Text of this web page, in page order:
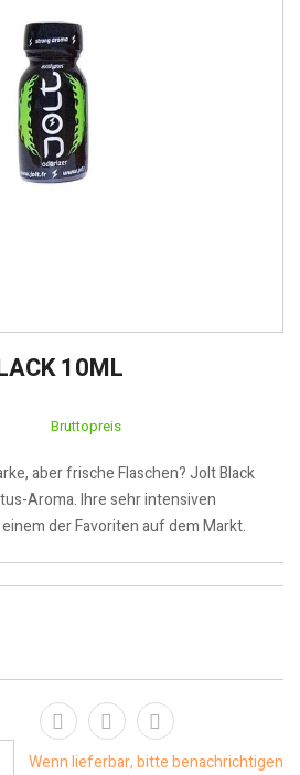
10ML
Bruttopreis
aber frische Flaschen? Jolt Black
Aroma. Ihre sehr intensiven
der Favoriten auf dem Markt.
Wenn lieferbar, bitte benachrichtigen